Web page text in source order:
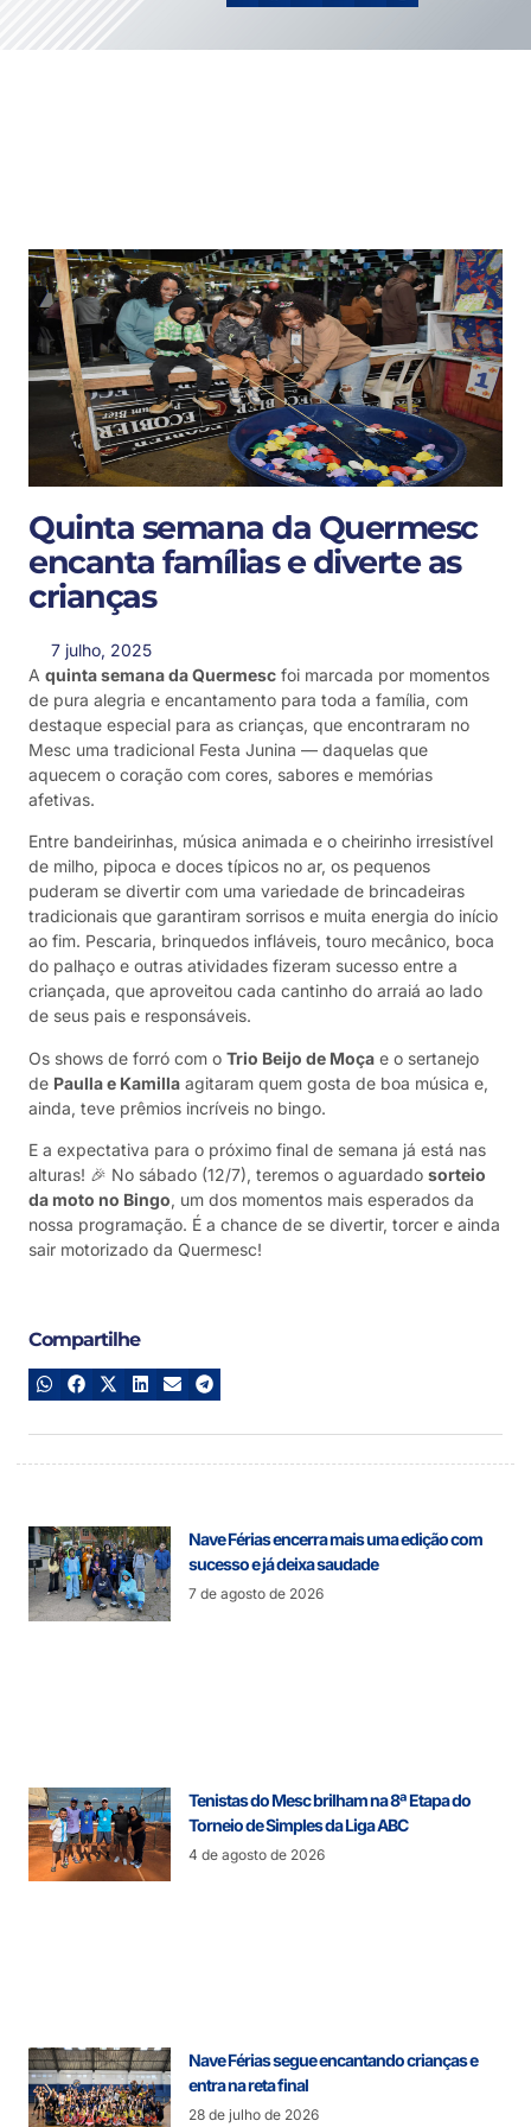
Quinta semana da Quermesc
encanta famílias e diverte as
crianças
7 julho, 2025
A quinta semana da Quermesc foi marcada por momentos
de pura alegria e encantamento para toda a família, com
destaque especial para as crianças, que encontraram no
Mesc uma tradicional Festa Junina — daquelas que
aquecem o coração com cores, sabores e memórias
afetivas.
Entre bandeirinhas, música animada e o cheirinho irresistível
de milho, pipoca e doces típicos no ar, os pequenos
puderam se divertir com uma variedade de brincadeiras
tradicionais que garantiram sorrisos e muita energia do início
ao fim. Pescaria, brinquedos infláveis, touro mecânico, boca
do palhaço e outras atividades fizeram sucesso entre a
criançada, que aproveitou cada cantinho do arraiá ao lado
de seus pais e responsáveis.
Os shows de forró com o Trio Beijo de Moça e o sertanejo
de Paulla e Kamilla agitaram quem gosta de boa música e,
ainda, teve prêmios incríveis no bingo.
E a expectativa para o próximo final de semana já está nas
alturas! 🎉 No sábado (12/7), teremos o aguardado sorteio
da moto no Bingo, um dos momentos mais esperados da
nossa programação. É a chance de se divertir, torcer e ainda
sair motorizado da Quermesc!
Compartilhe
Nave Férias encerra mais uma edição com
sucesso e já deixa saudade
7 de agosto de 2026
Tenistas do Mesc brilham na 8ª Etapa do
Torneio de Simples da Liga ABC
4 de agosto de 2026
Nave Férias segue encantando crianças e
entra na reta final
28 de julho de 2026